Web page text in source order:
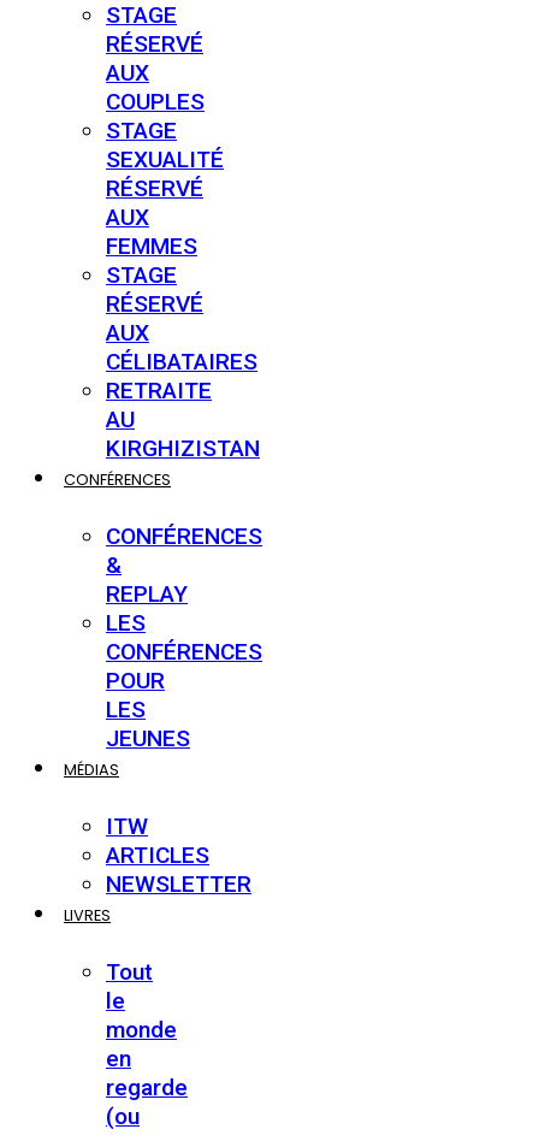
STAGE
RÉSERVÉ
AUX
COUPLES
STAGE
SEXUALITÉ
RÉSERVÉ
AUX
FEMMES
STAGE
RÉSERVÉ
AUX
CÉLIBATAIRES
RETRAITE
AU
KIRGHIZISTAN
CONFÉRENCES
CONFÉRENCES
&
REPLAY
LES
CONFÉRENCES
POUR
LES
JEUNES
MÉDIAS
ITW
ARTICLES
NEWSLETTER
LIVRES
Tout
le
monde
en
regarde
(ou